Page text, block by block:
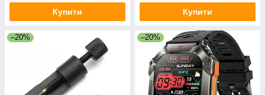
Купити Купити
–20% –20%